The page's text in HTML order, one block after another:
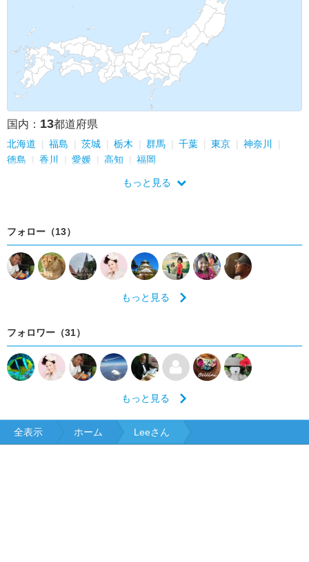
国内： 13都道府県
北海道 福島 茨城 栃木 群馬 千葉 東京
神奈川
徳島
香川 愛媛 高知 福岡
もっと見る
フォロー（13）
もっと見る
フォロワー（31）
もっと見る
全表示 ホーム Leeさん